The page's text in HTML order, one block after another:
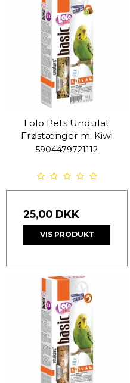
Lolo Pets Undulat
Frøstænger m. Kiwi
5904479721112
25,00 DKK
VIS PRODUKT